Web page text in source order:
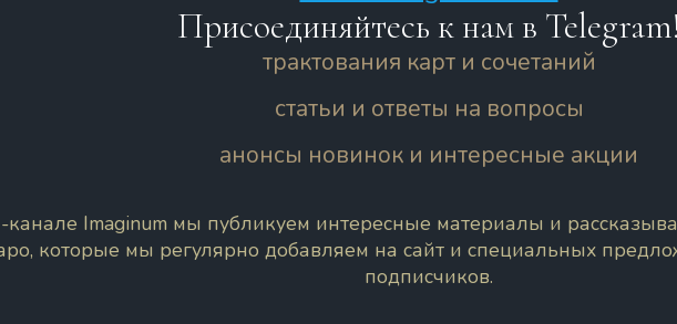
Присоединяйтесь к нам в
трактования карт и сочетаний
статьи и ответы на вопросы
анонсы новинок и интересные акции
канале Imaginum мы публикуем интересные материалы и
которые мы регулярно добавляем на сайт и специальных
подписчиков.